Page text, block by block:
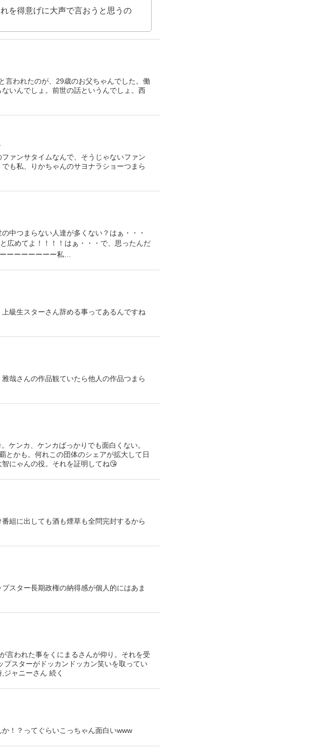
を得意げに大声で言おうと思うの
言われたのが、29歳のお父ちゃんでした。働
いんでしょ。前世の話というんでしょ。西
ァンサタイムなんで、そうじゃないファン
も私、りかちゃんのサヨナラショーつまら
中つまらない人達が多くない？はぁ・・・
広めてよ！！！！はぁ・・・で、思ったんだ
ーーーーーーー私…
級生スターさん辞める事ってあるんですね
哉さんの作品観ていたら他人の作品つまら
ケンカ、ケンカばっかりでも面白くない。
とかも。何れこの団体のシェアが拡大して日
にゃんの役。それを証明してね😘
組に出しても酒も煙草も全問完封するから
スター長期政権の納得感が個人的にはあま
言われた事をくにまるさんが仰り。それを受
スターがドッカンドッカン笑いを取ってい
ャニーさん 続く
！？ってぐらいこっちゃん面白いwww